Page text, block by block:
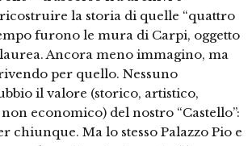
la storia di quelle “quattro
furono le mura di Carpi, oggetto
Ancora meno immagino, ma
per quello. Nessuno
il valore (storico, artistico,
economico) del nostro “Castello”:
chiunque. Ma lo stesso Palazzo Pio e